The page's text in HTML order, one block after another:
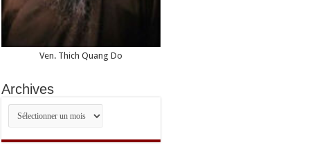
Ven. Thich Quang Do
Archives
Archives